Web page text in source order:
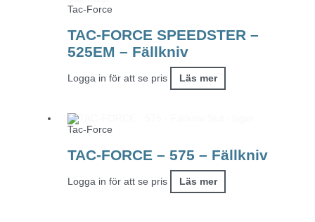
Tac-Force
TAC-FORCE SPEEDSTER –
525EM – Fällkniv
Logga in för att se pris Läs mer
Tac-Force
TAC-FORCE – 575 – Fällkniv
Logga in för att se pris Läs mer